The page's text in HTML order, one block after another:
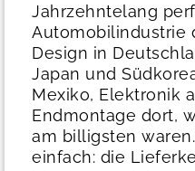
Jahrzehntelang
Automobilindustrie
Design in
Japan und
Mexiko, Elektronik
Endmontage dort,
am billigsten
einfach: die